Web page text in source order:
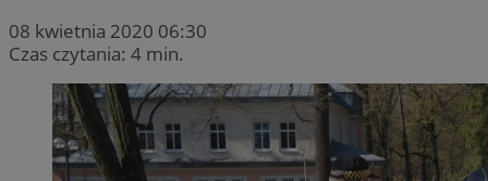
08 kwietnia 2020 06:30
Czas czytania: 4 min.